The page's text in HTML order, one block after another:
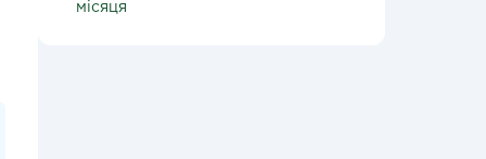
місяця